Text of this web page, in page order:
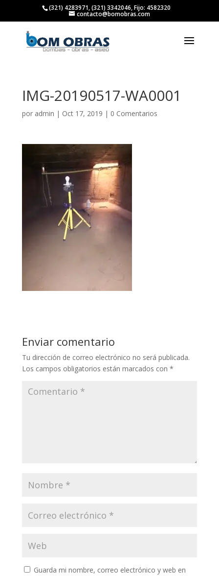
(321) 4283971, (321) 3342046, Fijo: 4582320
contacto@bomobras.com
IMG-20190517-WA0001
por admin | Oct 17, 2019 | 0 Comentarios
Enviar comentario
Tu dirección de correo electrónico no será publicada.
Los campos obligatorios están marcados con *
Guarda mi nombre, correo electrónico y web en